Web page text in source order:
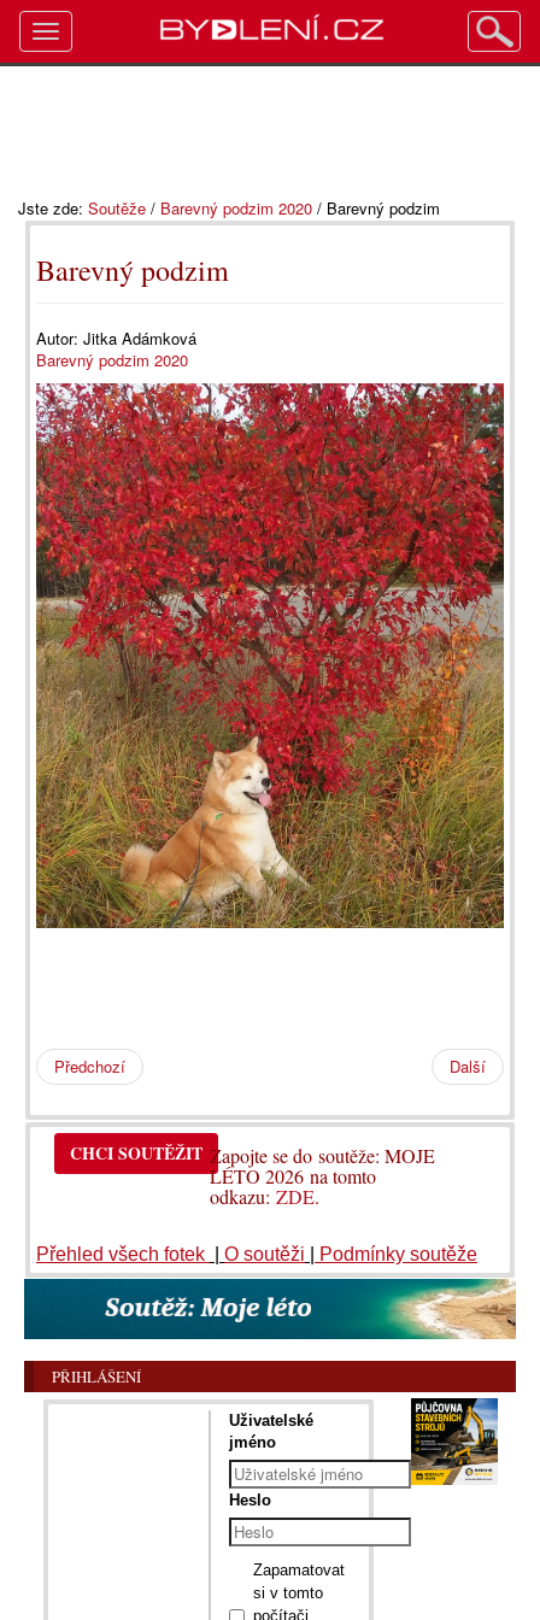
Jste zde: Soutěže / Barevný podzim 2020 / Barevný podzim
Barevný podzim
Autor: Jitka Adámková
Barevný podzim 2020
Předchozí Další
CHCI SOUTĚŽIT Zapojte se do soutěže: MOJE
LÉTO 2026 na tomto
odkazu:ZDE.
Přehled všech fotek O soutěži Podmínky soutěže
PŘIHLÁŠENÍ
Uživatelské
jméno
Heslo
Zapamatovat
si v tomto
počítači
Toggle
navigation